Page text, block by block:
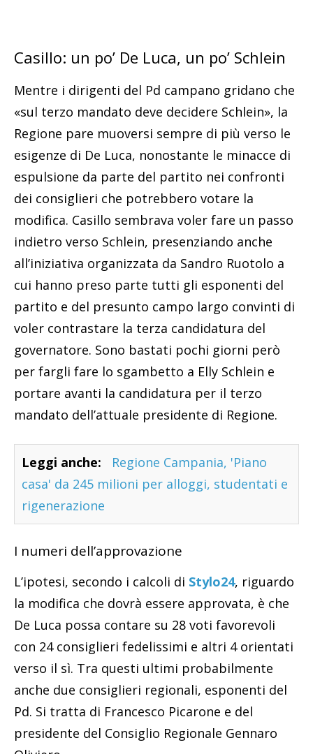
Casillo: un po’ De Luca, un po’ Schlein
Mentre i dirigenti del Pd campano gridano che
«sul terzo mandato deve decidere Schlein», la
Regione pare muoversi sempre di più verso le
esigenze di De Luca, nonostante le minacce di
espulsione da parte del partito nei confronti
dei consiglieri che potrebbero votare la
modifica. Casillo sembrava voler fare un passo
indietro verso Schlein, presenziando anche
all’iniziativa organizzata da Sandro Ruotolo a
cui hanno preso parte tutti gli esponenti del
partito e del presunto campo largo convinti di
voler contrastare la terza candidatura del
governatore. Sono bastati pochi giorni però
per fargli fare lo sgambetto a Elly Schlein e
portare avanti la candidatura per il terzo
mandato dell’attuale presidente di Regione.
Leggi anche:
Regione Campania, 'Piano
casa' da 245 milioni per alloggi, studentati e
rigenerazione
I numeri dell’approvazione
L’ipotesi, secondo i calcoli di Stylo24, riguardo
la modifica che dovrà essere approvata, è che
De Luca possa contare su 28 voti favorevoli
con 24 consiglieri fedelissimi e altri 4 orientati
verso il sì. Tra questi ultimi probabilmente
anche due consiglieri regionali, esponenti del
Pd. Si tratta di Francesco Picarone e del
presidente del Consiglio Regionale Gennaro